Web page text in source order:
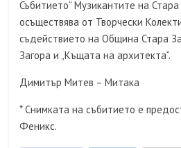
Събитието“ Музикантите на Стара
осъществява от Творчески
съдействието на Община Стара
Загора и „Къщата на архитекта“.
Димитър Митев – Митака
* Снимката на събитието е
Феникс.